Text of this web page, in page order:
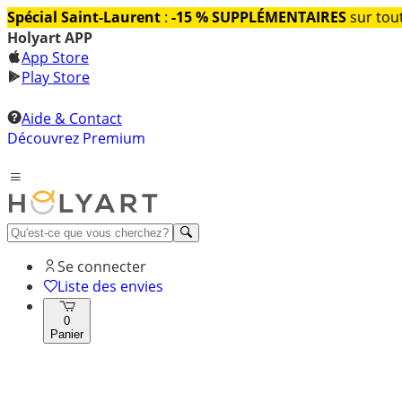
Spécial Saint-Laurent : -15 % SUPPLÉMENTAIRESsur
Holyart APP
App Store
Play Store
Aide & Contact
Découvrez Premium
Se connecter
Liste des envies
0
Panier